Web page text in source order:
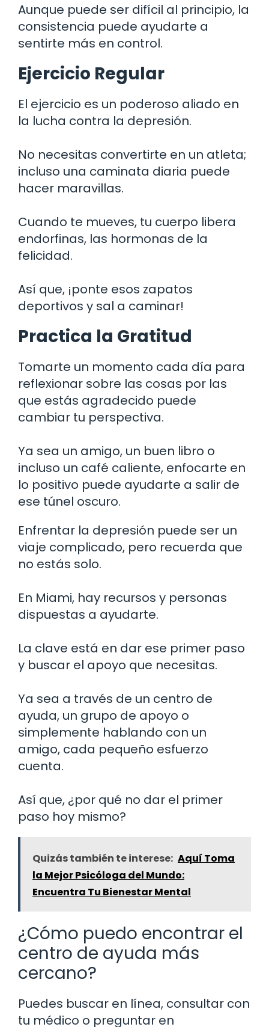
Aunque puede ser difícil al principio, la
consistencia puede ayudarte a
sentirte más en control.
Ejercicio Regular
El ejercicio es un poderoso aliado en
la lucha contra la depresión.
No necesitas convertirte en un atleta;
incluso una caminata diaria puede
hacer maravillas.
Cuando te mueves, tu cuerpo libera
endorfinas, las hormonas de la
felicidad.
Así que, ¡ponte esos zapatos
deportivos y sal a caminar!
Practica la Gratitud
Tomarte un momento cada día para
reflexionar sobre las cosas por las
que estás agradecido puede
cambiar tu perspectiva.
Ya sea un amigo, un buen libro o
incluso un café caliente, enfocarte en
lo positivo puede ayudarte a salir de
ese túnel oscuro.
Enfrentar la depresión puede ser un
viaje complicado, pero recuerda que
no estás solo.
En Miami, hay recursos y personas
dispuestas a ayudarte.
La clave está en dar ese primer paso
y buscar el apoyo que necesitas.
Ya sea a través de un centro de
ayuda, un grupo de apoyo o
simplemente hablando con un
amigo, cada pequeño esfuerzo
cuenta.
Así que, ¿por qué no dar el primer
paso hoy mismo?
Quizás también te interese: Aquí Toma
la Mejor Psicóloga del Mundo:
Encuentra Tu Bienestar Mental
¿Cómo puedo encontrar el
centro de ayuda más
cercano?
Puedes buscar en línea, consultar con
tu médico o preguntar en